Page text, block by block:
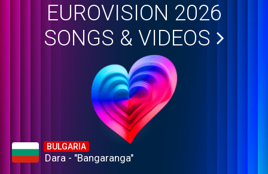
EUROVISION 2026
SONGS & VIDEOS
BULGARIA
Dara - "Bangaranga"